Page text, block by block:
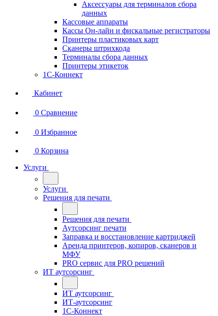
Аксессуары для терминалов сбора
данных
Кассовые аппараты
Кассы Он-лайн и фискальные регистраторы
Принтеры пластиковых карт
Сканеры штрихкода
Терминалы сбора данных
Принтеры этикеток
1С-Коннект
Кабинет
0 Сравнение
0 Избранное
0 Корзина
Услуги
Услуги
Решения для печати
Решения для печати
Аутсорсинг печати
Заправка и восстановление картриджей
Аренда принтеров, копиров, сканеров и
МФУ
PRO сервис для PRO решений
ИТ аутсорсинг
ИТ аутсорсинг
ИТ-аутсорсинг
1С-Коннект